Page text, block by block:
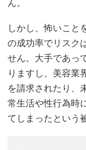
ん。
しかし、怖いこと
の成功率でリスク
せん。大手であっ
りますし、美容業
を請求されたり、
常生活や性行為時
てしまったという